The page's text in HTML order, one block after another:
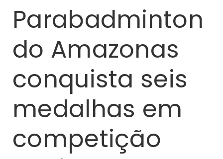
Parabadminton
do Amazonas
conquista seis
medalhas em
competição